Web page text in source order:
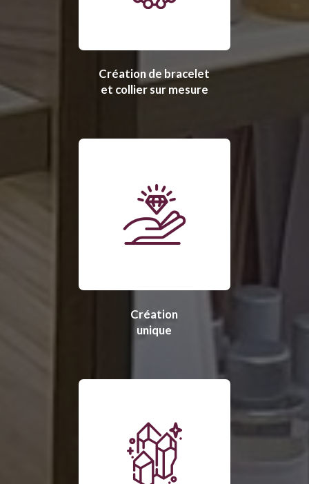
Création de bracelet
et collier sur mesure
Création
unique